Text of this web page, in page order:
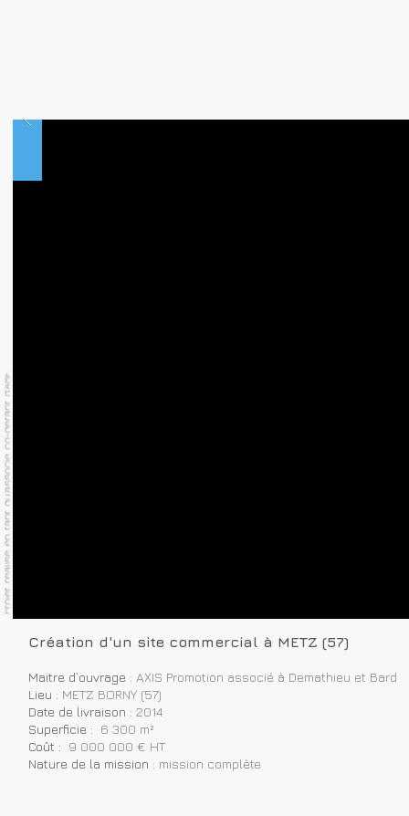
Création d'un site commercial à METZ (57)
Maitre d’ouvrage : AXIS Promotion associé à Demathieu et Bard
Lieu : METZ BORNY (57)
Date de livraison : 2014
Superficie : 6 300 m²
Coût : 9 000 000 € HT
Nature de la mission : mission complète